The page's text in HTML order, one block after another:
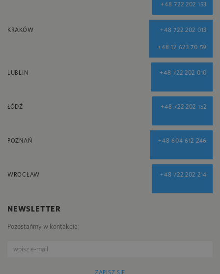
+48 722 202 153
KRAKÓW +48 722 202 013
+48 12 623 70 59
LUBLIN +48 722 202 010
ŁÓDŹ +48 722 202 152
POZNAŃ +48 604 612 246
WROCŁAW +48 722 202 214
NEWSLETTER
Pozostańmy w kontakcie
ZAPISZ SIĘ